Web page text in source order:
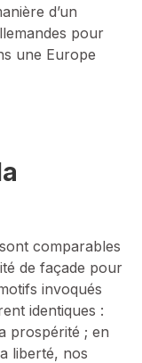
d’un
pour
une Europe
comparables
de façade pour
invoqués
identiques :
prospérité ; en
liberté, nos